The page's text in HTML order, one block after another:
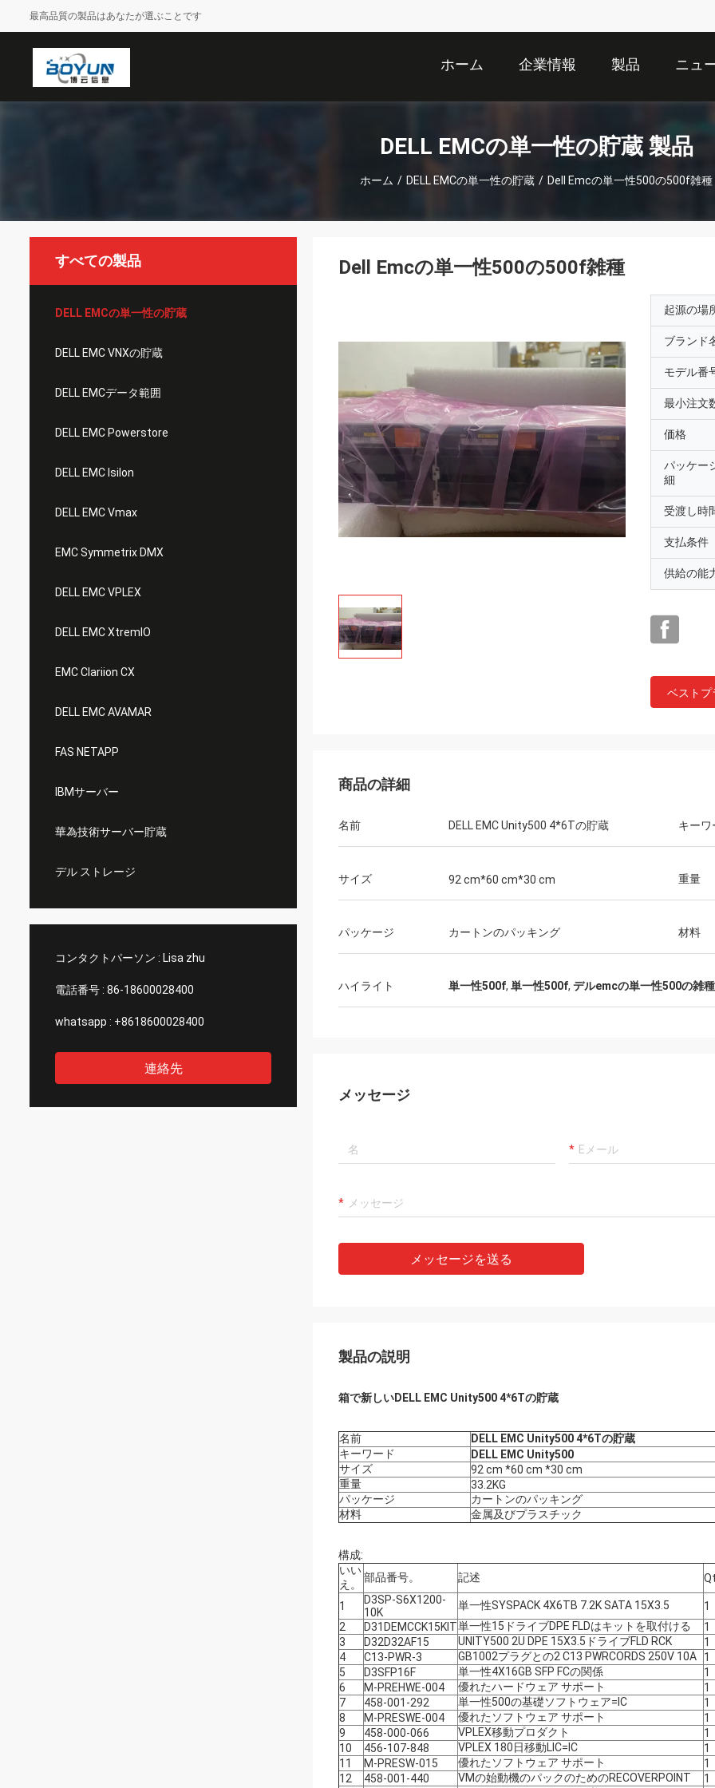
最高品質の製品はあなたが選ぶことです
ホーム 企業情報 製品 ニュ
DELL EMCの単一性の貯蔵 製品
ホーム / DELL EMCの単一性の貯蔵 / Dell Emcの単一性500の500f雑種
すべての製品
DELL EMCの単一性の貯蔵
DELL EMC VNXの貯蔵
DELL EMCデータ範囲
DELL EMC Powerstore
DELL EMC Isilon
DELL EMC Vmax
EMC Symmetrix DMX
DELL EMC VPLEX
DELL EMC XtremIO
EMC Clariion CX
DELL EMC AVAMAR
FAS NETAPP
IBMサーバー
華為技術サーバー貯蔵
デル ストレージ
コンタクトパーソン : Lisa zhu
電話番号 : 86-18600028400
whatsapp : +8618600028400
連絡先
Dell Emcの単一性500の500f雑種
起源の場
ブランド
モデル番
最小注文
価格
パッケー
細
受渡し時
支払条件
供給の能
ベストプ
商品の詳細
名前 DELL EMC Unity500 4*6Tの貯蔵 キーワ
サイズ 92 cm*60 cm*30 cm 重量
パッケージ カートンのパッキング 材料
ハイライト 単一性500f, 単一性500f, デルemcの単一性500の雑
メッセージ
メッセージを送る
製品の説明
箱で新しいDELL EMC Unity500 4*6Tの貯蔵
名前
DELL EMC Unity500 4*6Tの貯蔵
キーワード
DELL EMC Unity500
サイズ
92 cm *60 cm *30 cm
重量
33.2KG
パッケージ
カートンのパッキング
材料
金属及びプラスチック
構成:
いい
え。
部品番号。 記述
1
D3SP-S6X1200-
10K
単一性SYSPACK 4X6TB 7.2K SATA 15X3.5
1
2
D31DEMCCK15KIT単一性15ドライブDPE FLDはキットを取付ける
1
3
D32D32AF15 UNITY500 2U DPE 15X3.5ドライブFLD RCK
1
4
C13-PWR-3 GB1002プラグとの2 C13 PWRCORDS 250V 10A
1
5
D3SFP16F 単一性4X16GB SFP FCの関係
1
6
M-PREHWE-004 優れたハードウェア サポート
1
7
458-001-292 単一性500の基礎ソフトウェア=IC
1
8
M-PRESWE-004 優れたソフトウェア サポート
1
9
458-000-066 VPLEX移動プロダクト
1
10
456-107-848 VPLEX 180日移動LIC=IC
1
11
M-PRESW-015 優れたソフトウェア サポート
1
12
458-001-440 VMの始動機のパックのためのRECOVERPOINT
1